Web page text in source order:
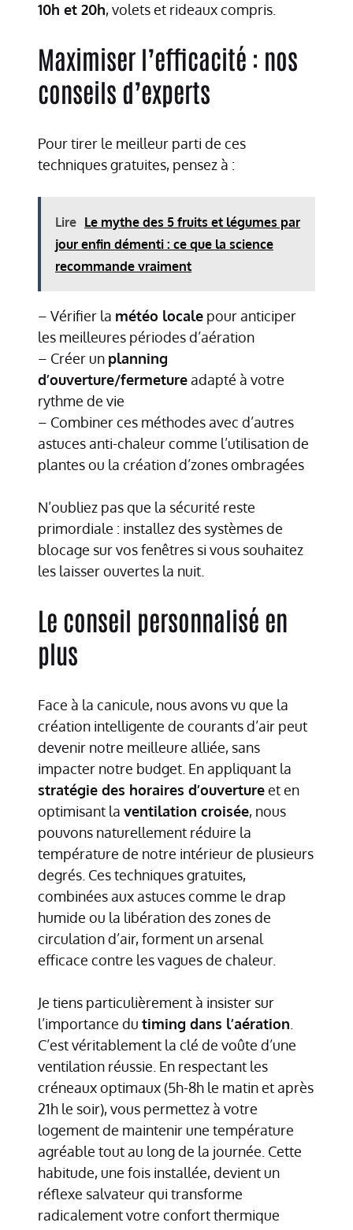
10h et 20h, volets et rideaux compris.
Maximiser l’efficacité : nos
conseils d’experts
Pour tirer le meilleur parti de ces
techniques gratuites, pensez à :
Lire Le mythe des 5 fruits et légumes par
jour enfin démenti : ce que la science
recommande vraiment
– Vérifier la météo locale pour anticiper
les meilleures périodes d’aération
– Créer un planning
d’ouverture/fermetureadapté à votre
rythme de vie
– Combiner ces méthodes avec d’autres
astuces anti-chaleur comme l’utilisation de
plantes ou la création d’zones ombragées
N’oubliez pas que la sécurité reste
primordiale : installez des systèmes de
blocage sur vos fenêtres si vous souhaitez
les laisser ouvertes la nuit.
Le conseil personnalisé en
plus
Face à la canicule, nous avons vu que la
création intelligente de courants d’air peut
devenir notre meilleure alliée, sans
impacter notre budget. En appliquant la
stratégie des horaires d’ouvertureet en
optimisant la ventilation croisée, nous
pouvons naturellement réduire la
température de notre intérieur de plusieurs
degrés. Ces techniques gratuites,
combinées aux astuces comme le drap
humide ou la libération des zones de
circulation d’air, forment un arsenal
efficace contre les vagues de chaleur.
Je tiens particulièrement à insister sur
l’importance du timing dans l’aération
C’est véritablement la clé de voûte d’une
ventilation réussie. En respectant les
créneaux optimaux (5h-8h le matin et après
21h le soir), vous permettez à votre
logement de maintenir une température
agréable tout au long de la journée. Cette
habitude, une fois installée, devient un
réflexe salvateur qui transforme
radicalement votre confort thermique